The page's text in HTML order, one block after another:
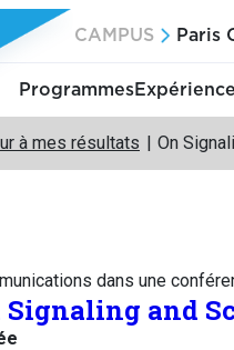
CAMPUS Paris
Programmes
à mes résultats On
dans une
Signaling and